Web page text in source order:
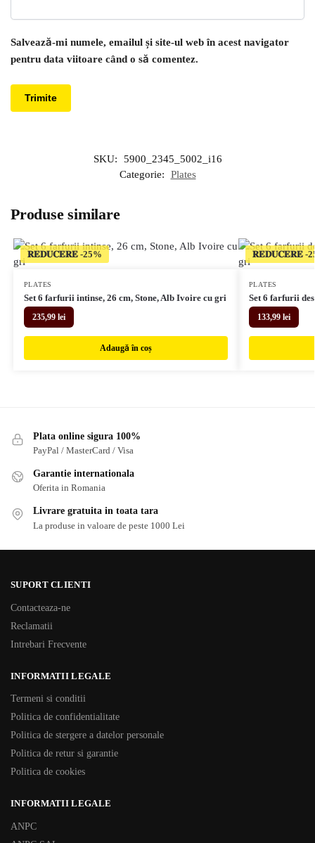
Salvează-mi numele, emailul și site-ul web în acest navigator
pentru data viitoare când o să comentez.
SKU:
5900_2345_5002_i16
Categorie:
Plates
Produse similare
𝐑𝐄𝐃𝐔𝐂𝐄𝐑𝐄
PLATES
Set 6 farfurii intinse, 26 cm, Stone, Alb Ivoire cu gri
235,99 lei
Adaugă în coș
𝐑𝐄𝐃𝐔𝐂𝐄𝐑𝐄
PLATES
Set 6 farfurii
133,99 lei
Plata online sigura 100%
PayPal / MasterCard / Visa
Garantie internationala
Oferita in Romania
Livrare gratuita in toata tara
La produse in valoare de peste 1000 Lei
SUPORT CLIENTI
Contacteaza-ne
Reclamatii
Intrebari Frecvente
INFORMATII LEGALE
Termeni si conditii
Politica de confidentialitate
Politica de stergere a datelor personale
Politica de retur si garantie
Politica de cookies
INFORMATII LEGALE
ANPC